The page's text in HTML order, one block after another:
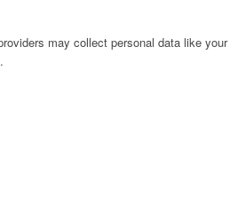
may collect personal data like